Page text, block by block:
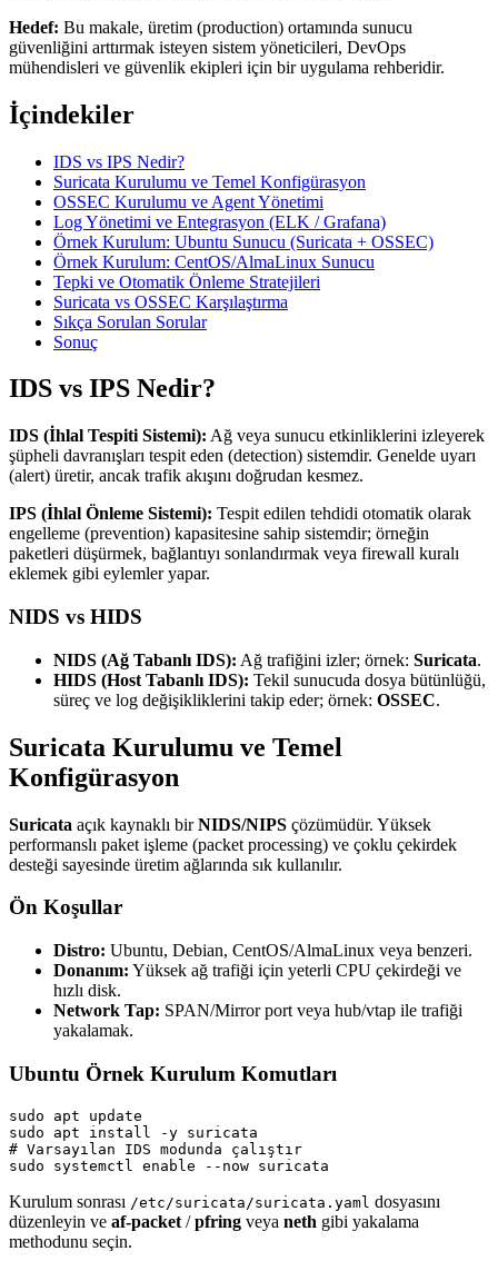
Hedef: Bu makale, üretim (production) ortamında sunucu
güvenliğini arttırmak isteyen sistem yöneticileri, DevOps
mühendisleri ve güvenlik ekipleri için bir uygulama rehberidir.
İçindekiler
IDS vs IPS Nedir?
Suricata Kurulumu ve Temel Konfigürasyon
OSSEC Kurulumu ve Agent Yönetimi
Log Yönetimi ve Entegrasyon (ELK / Grafana)
Örnek Kurulum: Ubuntu Sunucu (Suricata + OSSEC)
Örnek Kurulum: CentOS/AlmaLinux Sunucu
Tepki ve Otomatik Önleme Stratejileri
Suricata vs OSSEC Karşılaştırma
Sıkça Sorulan Sorular
Sonuç
IDS vs IPS Nedir?
IDS (İhlal Tespiti Sistemi): Ağ veya sunucu etkinliklerini izleyerek
şüpheli davranışları tespit eden (detection) sistemdir. Genelde uyarı
(alert) üretir, ancak trafik akışını doğrudan kesmez.
IPS (İhlal Önleme Sistemi): Tespit edilen tehdidi otomatik olarak
engelleme (prevention) kapasitesine sahip sistemdir; örneğin
paketleri düşürmek, bağlantıyı sonlandırmak veya firewall kuralı
eklemek gibi eylemler yapar.
NIDS vs HIDS
NIDS (Ağ Tabanlı IDS): Ağ trafiğini izler; örnek: Suricata.
HIDS (Host Tabanlı IDS): Tekil sunucuda dosya bütünlüğü,
süreç ve log değişikliklerini takip eder; örnek: OSSEC.
Suricata Kurulumu ve Temel
Konfigürasyon
Suricata açık kaynaklı birNIDS/NIPS çözümüdür. Yüksek
performanslı paket işleme (packet processing) ve çoklu çekirdek
desteği sayesinde üretim ağlarında sık kullanılır.
Ön Koşullar
Distro: Ubuntu, Debian, CentOS/AlmaLinux veya benzeri.
Donanım: Yüksek ağ trafiği için yeterli CPU çekirdeği ve
hızlı disk.
Network Tap: SPAN/Mirror port veya hub/vtap ile trafiği
yakalamak.
Ubuntu Örnek Kurulum Komutları
sudo apt update
sudo apt install -y suricata
# Varsayılan IDS modunda çalıştır
sudo systemctl enable --now suricata
Kurulum sonrası /etc/suricata/suricata.yaml dosyasını
düzenleyin ve af-packet /pfring veya neth gibi yakalama
methodunu seçin.